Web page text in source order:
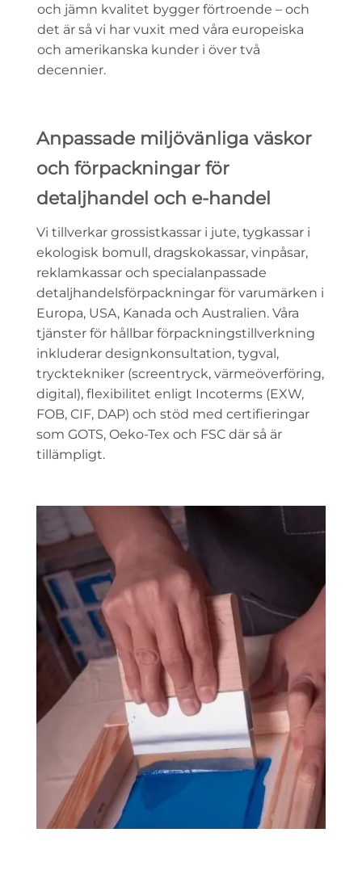
och jämn kvalitet bygger förtroende – och
det är så vi har vuxit med våra europeiska
och amerikanska kunder i över två
decennier.
Anpassade miljövänliga väskor
och förpackningar för
detaljhandel och e-handel
Vi tillverkar grossistkassar i jute, tygkassar i
ekologisk bomull, dragskokassar, vinpåsar,
reklamkassar och specialanpassade
detaljhandelsförpackningar för varumärken i
Europa, USA, Kanada och Australien. Våra
tjänster för hållbar förpackningstillverkning
inkluderar designkonsultation, tygval,
trycktekniker (screentryck, värmeöverföring,
digital), flexibilitet enligt Incoterms (EXW,
FOB, CIF, DAP) och stöd med certifieringar
som GOTS, Oeko-Tex och FSC där så är
tillämpligt.